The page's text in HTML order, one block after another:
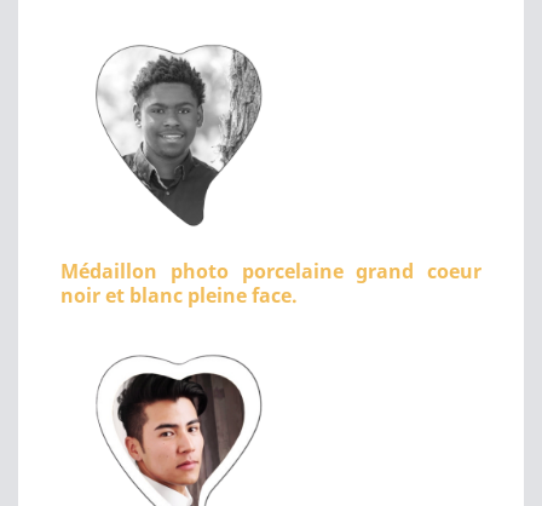
Médaillon photo porcelaine grand coeur
noir et blanc pleine face.